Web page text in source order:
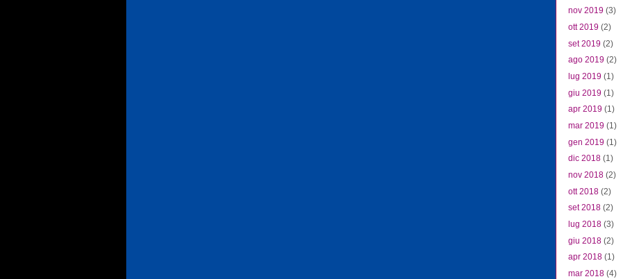
nov 2019 (3)
ott 2019 (2)
set 2019 (2)
ago 2019 (2)
lug 2019 (1)
giu 2019 (1)
apr 2019 (1)
mar 2019 (1)
gen 2019 (1)
dic 2018 (1)
nov 2018 (2)
ott 2018 (2)
set 2018 (2)
lug 2018 (3)
giu 2018 (2)
apr 2018 (1)
mar 2018 (4)